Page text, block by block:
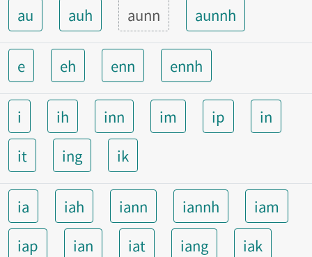
au auh aunn aunnh
e eh enn ennh
i ih inn im ip
in
it
ing ik
ia iah iann iannh
iam
iap
ian iat iang iak